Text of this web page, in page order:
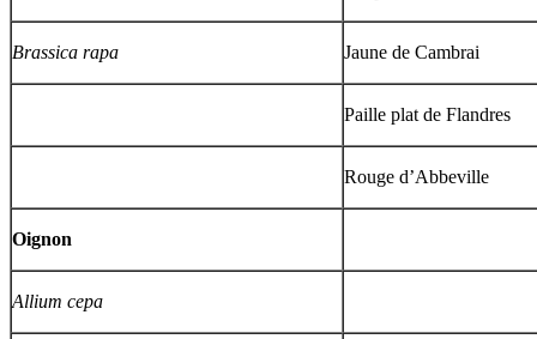
Brassica rapa Jaune de Cambrai
Paille plat de Flandres
Rouge d’Abbeville
Oignon
Allium cepa